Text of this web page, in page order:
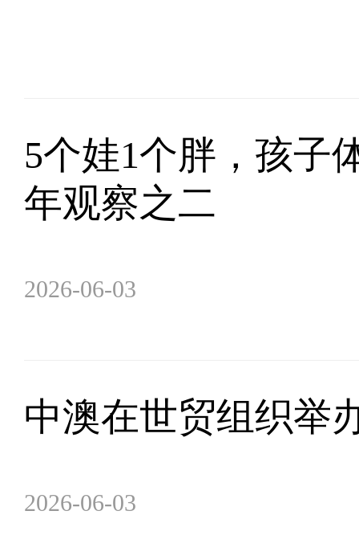
5个娃1个胖，孩
年观察之二
2026-06-03
中澳在世贸组织举
2026-06-03